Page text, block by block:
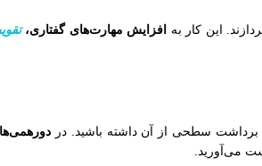
این کار به افزایش مهارت‌های گفتاری،
برداشت سطحی از آن داشته باشید. در
می‌آورید.